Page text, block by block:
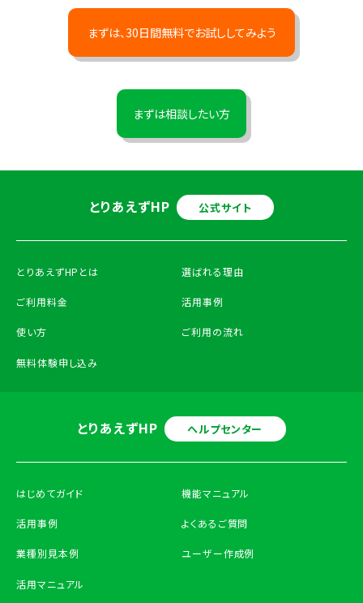
まずは、30日間無料でお試ししてみよう
まずは相談したい方
とりあえずHP 公式サイト
とりあえずHPとは
ご利用料金
使い方
選ばれる理由
活用事例
ご利用の流れ
無料体験申し込み
とりあえずHP ヘルプセンター
はじめてガイド
活用事例
業種別見本例
機能マニュアル
よくあるご質問
ユーザー作成例
活用マニュアル